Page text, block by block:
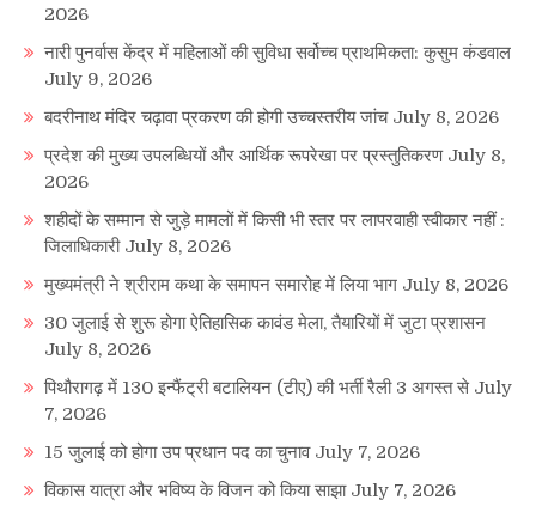
2026
नारी पुनर्वास केंद्र में महिलाओं की सुविधा सर्वोच्च प्राथमिकता: कुसुम कंडवाल
July 9, 2026
बदरीनाथ मंदिर चढ़ावा प्रकरण की होगी उच्चस्तरीय जांच July 8, 2026
प्रदेश की मुख्य उपलब्धियों और आर्थिक रूपरेखा पर प्रस्तुतिकरण July 8,
2026
शहीदों के सम्मान से जुड़े मामलों में किसी भी स्तर पर लापरवाही स्वीकार नहीं :
जिलाधिकारी July 8, 2026
मुख्यमंत्री ने श्रीराम कथा के समापन समारोह में लिया भाग July 8, 2026
30 जुलाई से शुरू होगा ऐतिहासिक कावंड मेला, तैयारियों में जुटा प्रशासन
July 8, 2026
पिथौरागढ़ में 130 इन्फैंट्री बटालियन (टीए) की भर्ती रैली 3 अगस्त से July
7, 2026
15 जुलाई को होगा उप प्रधान पद का चुनाव July 7, 2026
विकास यात्रा और भविष्य के विजन को किया साझा July 7, 2026